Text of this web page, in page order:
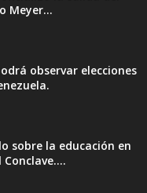
Meyer...
observar elecciones
sobre la educación en